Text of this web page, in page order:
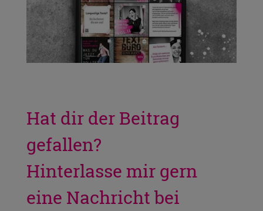
Hat dir der Beitrag
gefallen?
Hinterlasse mir gern
eine Nachricht bei